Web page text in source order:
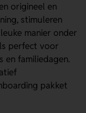
origineel en
stimuleren
manier onder
perfect voor
en familiedagen.
pakket